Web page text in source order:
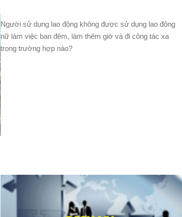
Người sử dụng lao động không được sử dụng lao động
nữ làm việc ban đêm, làm thêm giờ và đi công tác xa
trong trường hợp nào?